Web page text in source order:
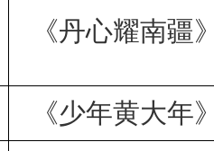
《丹心耀南疆
《少年黄大年